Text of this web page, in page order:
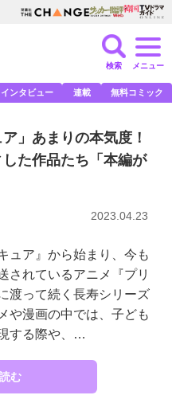
検索 メニュー
インタビュー 連載 無料コミック
」あまりの本気度！
した作品たち「本編が
2023.04.23
ュア』から始まり、今も
されているアニメ『プリ
渡って続く長寿シリーズ
や漫画の中では、子ども
する際や、…
む